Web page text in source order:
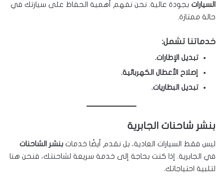
السيارات بجودة عالية. نحن نفهم أهمية الحفاظ على سيارتك في
حالة ممتازة.
خدماتنا تشمل:
تبديل الإطارات.
إصلاح الأعطال الكهربائية.
تبديل البطاريات.
بنشر شاحنات الجابرية
ليس فقط السيارات العادية، بل نقدم أيضًا خدمات بنشر الشاحنات
في الجابرية. إذا كنت بحاجة إلى خدمة سريعة لشاحنتك، فنحن هنا
لتلبية احتياجاتك.